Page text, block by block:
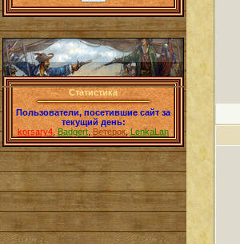
Статистика
Пользователи, посетившие сайт за
текущий день:
korsary4,Badgert Ветерок,LenkaLan